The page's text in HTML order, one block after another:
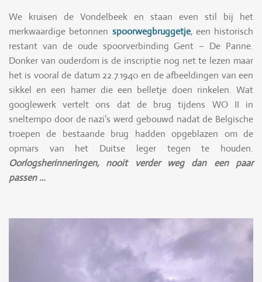
We kruisen de Vondelbeek en staan even stil bij het
merkwaardige betonnen spoorwegbruggetje, een historisch
restant van de oude spoorverbinding Gent – De Panne.
Donker van ouderdom is de inscriptie nog net te lezen maar
het is vooral de datum 22.7.1940 en de afbeeldingen van een
sikkel en een hamer die een belletje doen rinkelen. Wat
googlewerk vertelt ons dat de brug tijdens WO II in
sneltempo door de nazi’s werd gebouwd nadat de Belgische
troepen de bestaande brug hadden opgeblazen om de
opmars van het Duitse leger tegen te houden.
Oorlogsherinneringen, nooit verder weg dan een paar
passen …